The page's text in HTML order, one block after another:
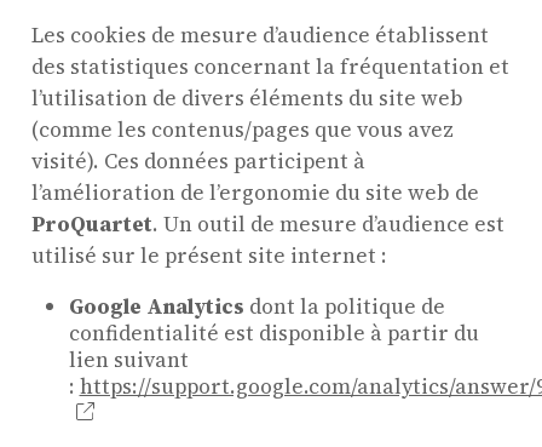
Les cookies de mesure d’audience établissent
des statistiques concernant la fréquentation et
l’utilisation de divers éléments du site web
(comme les contenus/pages que vous avez
visité). Ces données participent à
l’amélioration de l’ergonomie du site web de
ProQuartet. Un outil de mesure d’audience est
utilisé sur le présent site internet :
Google Analytics dont la politique de
confidentialité est disponible à partir du
lien suivant
: https://support.google.com/analytics/answer/